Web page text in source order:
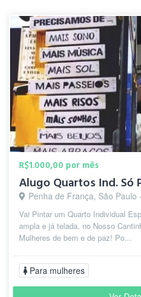
R$1.000,00 por mês
Penha de França, São Paulo
Vai Pintar um Quarto Individual
ampla e já telada, no Nosso
Mulheres de bem e de paz! Po...
Para mulheres